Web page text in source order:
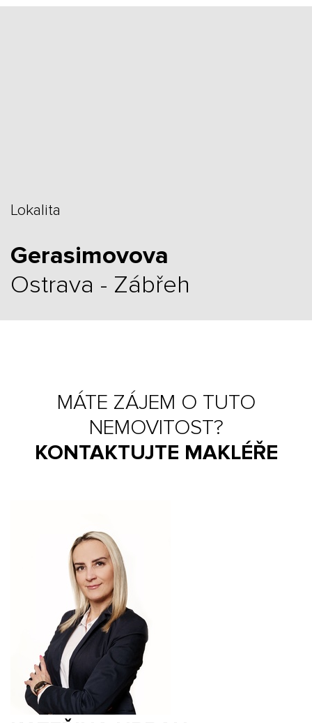
Lokalita
Gerasimovova
Ostrava - Zábřeh
MÁTE ZÁJEM O TUTO
NEMOVITOST?
KONTAKTUJTE MAKLÉŘE